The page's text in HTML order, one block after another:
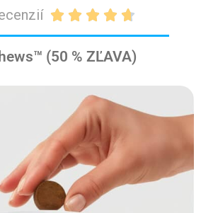
    
(50 % ZĽAVA)